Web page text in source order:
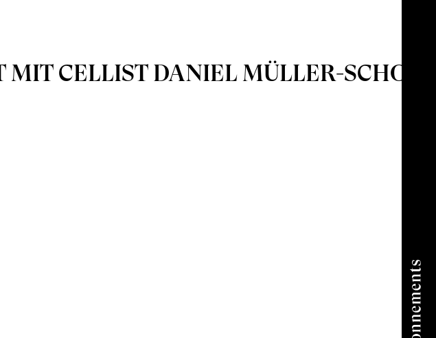
CELLIST DANIEL MÜLLER-SCHOTT